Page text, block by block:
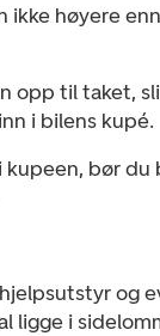
ikke høyere enn
opp til taket,
i bilens kupé.
kupeen, bør du
og
ligge i